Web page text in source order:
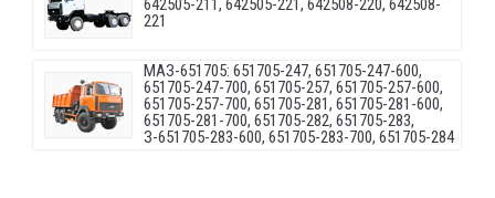
642505-211, 642505-221, 642508-220, 642508-
221
МАЗ-651705: 651705-247, 651705-247-600,
651705-247-700, 651705-257, 651705-257-600,
651705-257-700, 651705-281, 651705-281-600,
651705-281-700, 651705-282, 651705-283,
З-651705-283-600, 651705-283-700, 651705-284